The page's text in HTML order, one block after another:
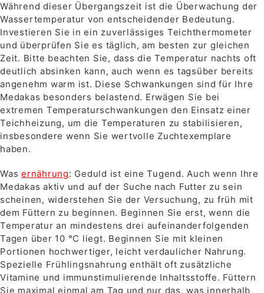
Während dieser Übergangszeit ist die Überwachung der
Wassertemperatur von entscheidender Bedeutung.
Investieren Sie in ein zuverlässiges Teichthermometer
und überprüfen Sie es täglich, am besten zur gleichen
Zeit. Bitte beachten Sie, dass die Temperatur nachts oft
deutlich absinken kann, auch wenn es tagsüber bereits
angenehm warm ist. Diese Schwankungen sind für Ihre
Medakas besonders belastend. Erwägen Sie bei
extremen Temperaturschwankungen den Einsatz einer
Teichheizung, um die Temperaturen zu stabilisieren,
insbesondere wenn Sie wertvolle Zuchtexemplare
haben.
Was ernährung: Geduld ist eine Tugend. Auch wenn Ihre
Medakas aktiv und auf der Suche nach Futter zu sein
scheinen, widerstehen Sie der Versuchung, zu früh mit
dem Füttern zu beginnen. Beginnen Sie erst, wenn die
Temperatur an mindestens drei aufeinanderfolgenden
Tagen über 10 °C liegt. Beginnen Sie mit kleinen
Portionen hochwertiger, leicht verdaulicher Nahrung.
Spezielle Frühlingsnahrung enthält oft zusätzliche
Vitamine und immunstimulierende Inhaltsstoffe. Füttern
Sie maximal einmal am Tag und nur das, was innerhalb